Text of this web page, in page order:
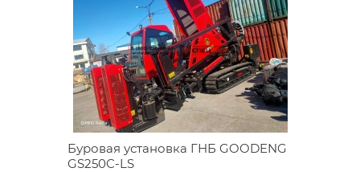
Буровая установка ГНБ GOODENG
GS250C-LS